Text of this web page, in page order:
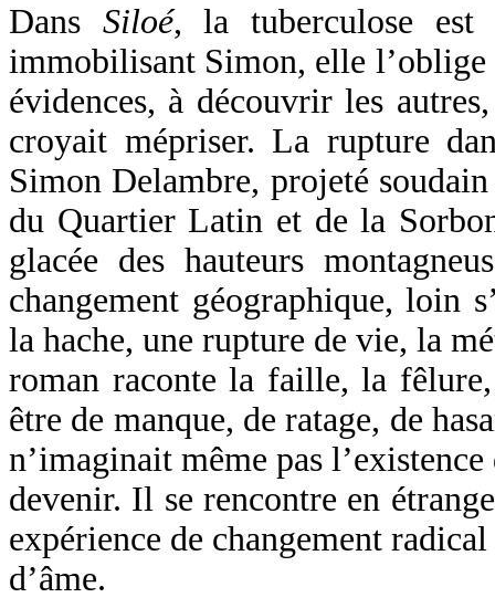
Dans Siloé, la tuberculose est
immobilisant Simon, elle l’oblige
évidences, à découvrir les
croyait mépriser. La rupture
Simon Delambre, projeté
du Quartier Latin et de la
glacée des hauteurs
changement géographique, loin
la hache, une rupture de vie, la
roman raconte la faille, la
être de manque, de ratage, de
n’imaginait même pas
devenir. Il se rencontre en
expérience de changement
d’âme.